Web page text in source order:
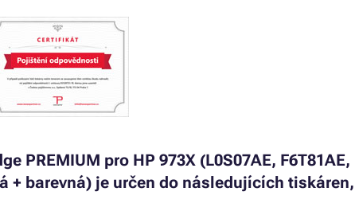
PREMIUM pro HP 973X (L0S07AE, F6T81AE,
+ barevná) je určen do následujících tiskáren,